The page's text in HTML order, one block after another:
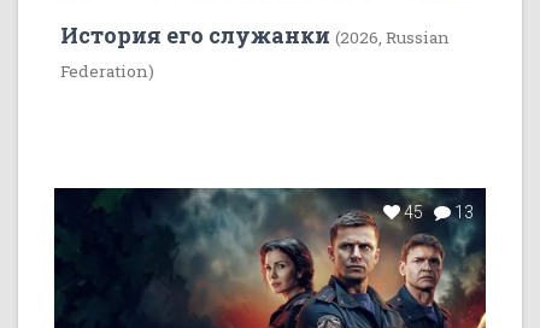
История его служанки (2026, Russian
Federation)
45 13